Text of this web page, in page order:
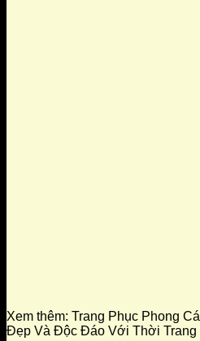
Xem thêm: Trang Phục Phong
Đẹp Và Độc Đáo Với Thời Trang